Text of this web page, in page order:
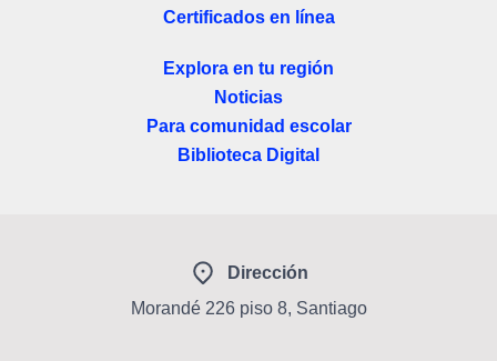
Certificados en línea
Explora en tu región
Noticias
Para comunidad escolar
Biblioteca Digital
Dirección
Morandé 226 piso 8, Santiago